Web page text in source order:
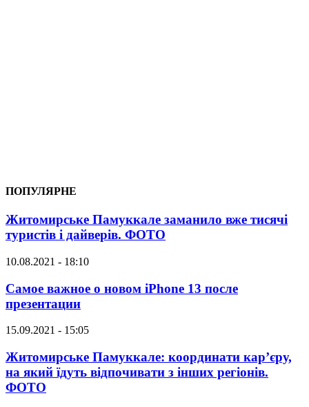
ПОПУЛЯРНЕ
Житомирське Памуккале заманило вже тисячі
туристів і дайверів. ФОТО
10.08.2021 - 18:10
Самое важное о новом iPhone 13 после
презентации
15.09.2021 - 15:05
Житомирське Памуккале: координати кар’єру,
на який їдуть відпочивати з інших регіонів.
ФОТО